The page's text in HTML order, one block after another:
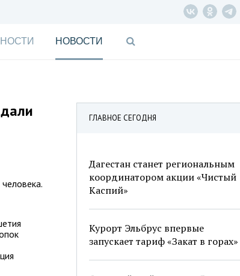
НОВОСТИ
ГЛАВНОЕ СЕГОДНЯ
Дагестан станет региональным
координатором акции «Чистый
Каспий»
Курорт Эльбрус впервые
запускает тариф «Закат в горах»